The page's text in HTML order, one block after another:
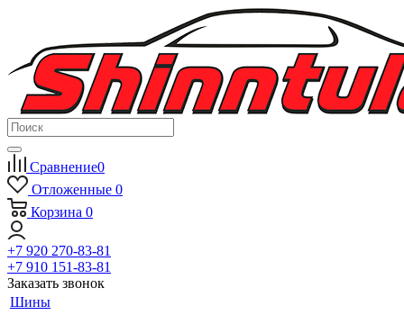
Сравнение0
Отложенные 0
Корзина 0
+7 920 270-83-81
+7 910 151-83-81
Заказать звонок
Шины